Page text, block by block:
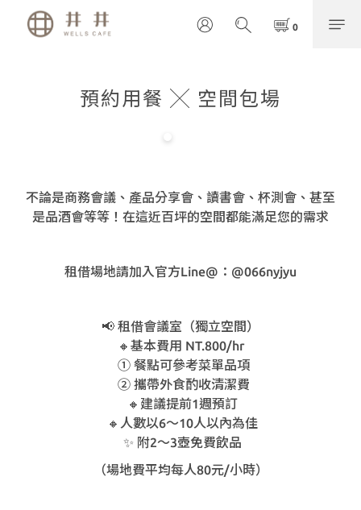
預約用餐 ╳ 空間包場
不論是商務會議、產品分享會、讀書會、杯測會、甚至
是品酒會等等！在這近百坪的空間都能滿足您的需求
租借場地請加入官方Line@：@066nyjyu
📢 租借會議室（獨立空間）
🔸基本費用 NT.800/hr
① 餐點可參考菜單品項
② 攜帶外食酌收清潔費
🔸建議提前1週預訂
🔸人數以6～10人以內為佳
✨ 附2～3壺免費飲品
（場地費平均每人80元/小時）